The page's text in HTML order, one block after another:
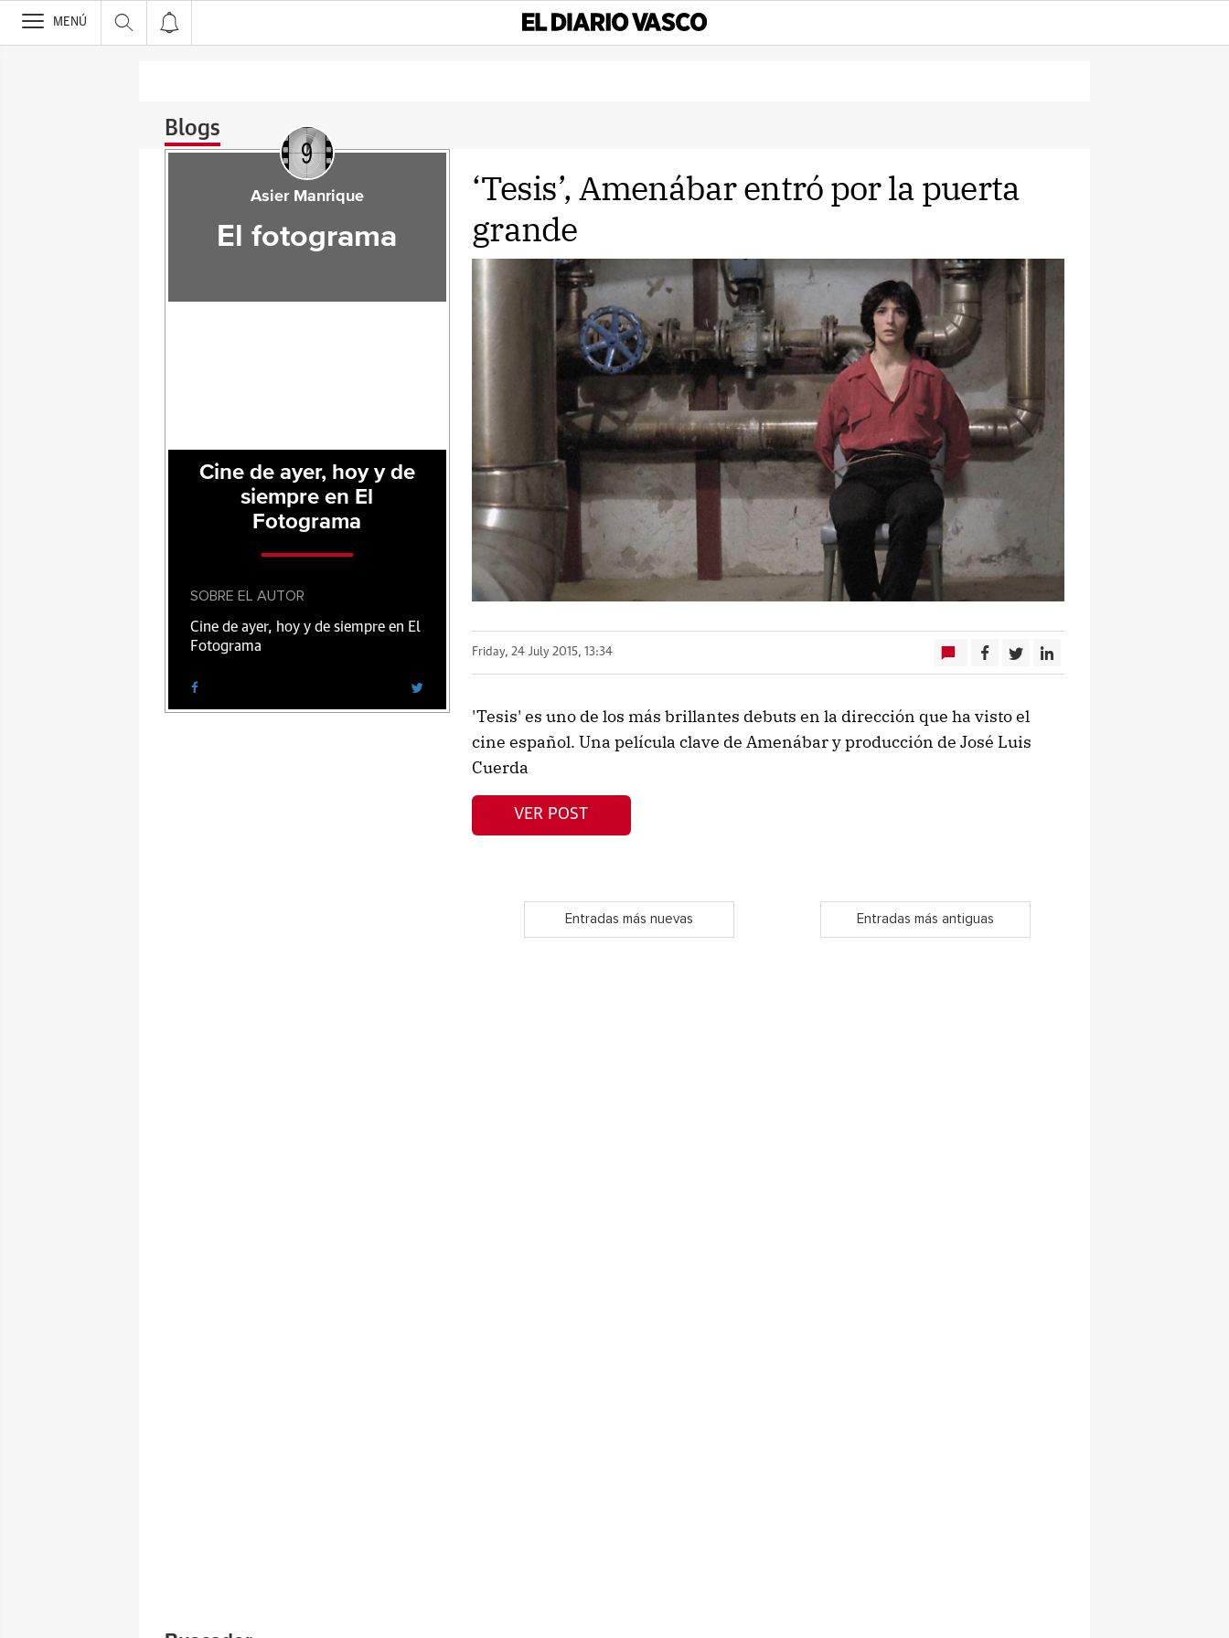
>
MENÚ
Blogs
‘Tesis’, Amenábar entró por la puerta
grande
Friday, 24 July 2015, 13:34
'Tesis' es uno de los más brillantes debuts en la dirección que ha visto el
cine español. Una película clave de Amenábar y producción de José Luis
Cuerda
VER POST
Entradas más nuevas Entradas más antiguas
Asier Manrique
El fotograma
Cine de ayer, hoy y de
siempre en El
Fotograma
SOBRE EL AUTOR
Cine de ayer, hoy y de siempre en El
Fotograma